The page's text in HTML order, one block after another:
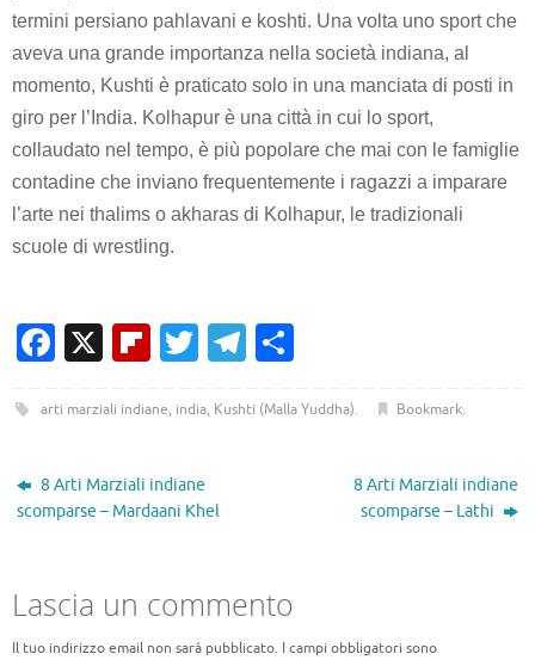
termini persiano pahlavani e koshti. Una volta uno sport che
aveva una grande importanza nella società indiana, al
momento, Kushti è praticato solo in una manciata di posti in
giro per l’India. Kolhapur è una città in cui lo sport,
collaudato nel tempo, è più popolare che mai con le famiglie
contadine che inviano frequentemente i ragazzi a imparare
l’arte nei thalims o akharas di Kolhapur, le tradizionali
scuole di wrestling.
Fa
e
o
o
X Fl
b
ar
d
T
it
r
T
e n
arti marziali indiane, india, Kushti (Malla Yuddha). Bookmark.
8 Arti Marziali indiane
scomparse – Mardaani Khel
8 Arti Marziali indiane
scomparse – Lathi
Lascia un commento
Il tuo indirizzo email non sarà pubblicato. I campi obbligatori sono